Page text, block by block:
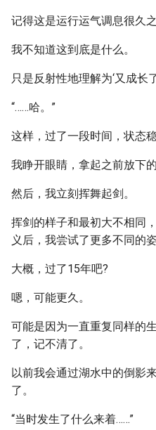
记得这是运行运气调息很久
我不知道这到底是什么。
只是反射性地理解为‘又成长
“……哈。”
这样，过了一段时间，状态稳
我睁开眼睛，拿起之前放下
然后，我立刻挥舞起剑。
挥剑的样子和最初大不相同
义后，我尝试了更多不同的姿
大概，过了15年吧?
嗯，可能更久。
可能是因为一直重复同样的
了，记不清了。
以前我会通过湖水中的倒影
了。
“当时发生了什么来着……”